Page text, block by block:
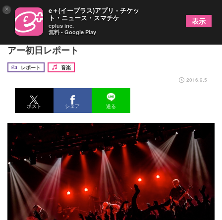
SHADOWS新曲満載でフロアを大沸騰させた全国ツ
アー初日レポート
レポート
音楽
2016.9.5
ポスト シェア 送る
× e＋(イープラス)アプリ - チケッ
ト・ニュース・スマチケ
eplus inc.
無料 - Google Play
表示